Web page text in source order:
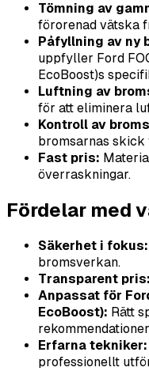
Tömning av
förorenad vätska
Påfyllning av ny
uppfyller Ford
EcoBoost)s
Luftning av
för att eliminera
Kontroll av
bromsarnas
Fast pris:
överraskningar.
Fördelar med
Säkerhet i fokus:
bromsverkan.
Transparent pris:
Anpassat för
EcoBoost): Rätt
Erfarna tekniker:
professionellt